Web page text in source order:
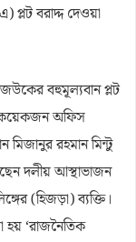
প্লট বরাদ্দ দেওয়া
বহুমূল্যবান প্লট
কয়েকজন অফিস
মিজানুর রহমান মিন্টু
দলীয় আস্থাভাজন
(হিজড়া) ব্যক্তি।
হয় ‘রাজনৈতিক